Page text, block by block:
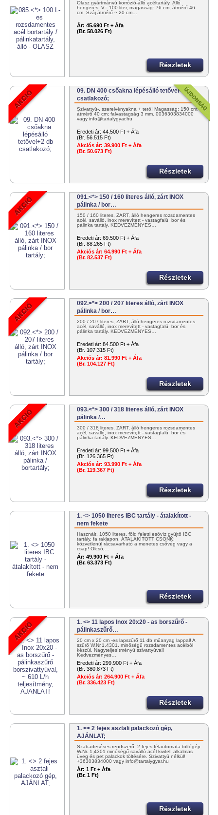
Olasz gyártmányú korrózió-álló acéltartály. Álló
hengeres. V= 100 liter, magasság: 76 cm, átmérő 46
cm. Száj átmérő ~ 20 cm…
Ár: 45.690 Ft + Áfa
(Br. 58.026 Ft)
Részletek
09. DN 400 csőakna lépésálló tetővel+2 db
csatlakozó;
Szivattyú-, szerelvényakna + tető! Magasság: 150 cm;
átmérő 40 cm; falvastagság 3 mm. 0036303834000
vagy info@tartalygyar.hu
Eredeti ár: 44.500 Ft + Áfa
(Br. 56.515 Ft)
Akciós ár: 39.900 Ft + Áfa
(Br. 50.673 Ft)
Részletek
091.<*> 150 / 160 literes álló, zárt INOX
pálinka / bor…
150 / 160 literes, ZÁRT, álló hengeres rozsdamentes
acél, saválló, inox merevített - vastagfalú bor és
pálinka tartály. KEDVEZMÉNYES…
Eredeti ár: 69.500 Ft + Áfa
(Br. 88.265 Ft)
Akciós ár: 64.990 Ft + Áfa
(Br. 82.537 Ft)
Részletek
092.<*> 200 / 207 literes álló, zárt INOX
pálinka / bor…
200 / 207 literes, ZÁRT, álló hengeres rozsdamentes
acél, saválló, inox merevített - vastagfalú bor és
pálinka tartály. KEDVEZMÉNYES…
Eredeti ár: 84.500 Ft + Áfa
(Br. 107.315 Ft)
Akciós ár: 81.990 Ft + Áfa
(Br. 104.127 Ft)
Részletek
093.<*> 300 / 318 literes álló, zárt INOX
pálinka /…
300 / 318 literes, ZÁRT, álló hengeres rozsdamentes
acél, saválló, inox merevített - vastagfalú bor és
pálinka tartály. KEDVEZMÉNYES…
Eredeti ár: 99.500 Ft + Áfa
(Br. 126.365 Ft)
Akciós ár: 93.990 Ft + Áfa
(Br. 119.367 Ft)
Részletek
1. <> 1050 literes IBC tartály - átalakított -
nem fekete
Használt, 1050 literes, föld feletti esővíz gyűjtő IBC
tartály, fa raklapon. ÁTALAKÍTOTT CSONK:
közvetlenül rácsavarható a menetes csővég vagy a
csap! Olcsó,…
Ár: 49.900 Ft + Áfa
(Br. 63.373 Ft)
Részletek
1. <> 11 lapos Inox 20x20 - as borszűrő -
pálinkaszűrő…
20 cm x 20 cm -es lapszűrő 11 db műanyag lappal! A
szűrő W.Nr.1.4301. minőségű rozsdamentes acélból
készül. Nagyteljesítményű szivattyúval!
Kedvezményes…
Eredeti ár: 299.900 Ft + Áfa
(Br. 380.873 Ft)
Akciós ár: 264.900 Ft + Áfa
(Br. 336.423 Ft)
Részletek
1. <> 2 fejes asztali palackozó gép,
AJÁNLAT;
Szabadeséses rendszerű, 2 fejes félautomata töltőgép
W.Nr. 1,4301 minőségű saválló acél kivitel, alkalmas
üveg és pet palackok töltésére. Szivattyú nélkül!
+36303834000 vagy info@tartalygyar.hu
Ár: 1 Ft + Áfa
(Br. 1 Ft)
Részletek